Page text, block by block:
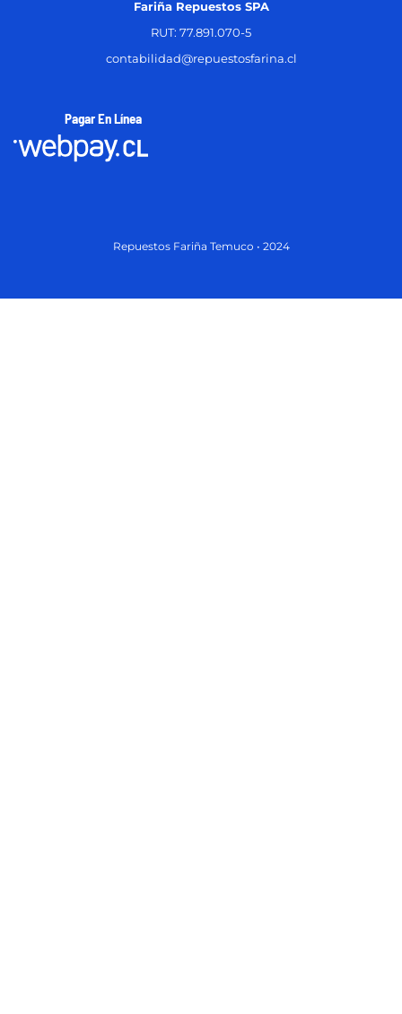
Fariña Repuestos SPA
RUT: 77.891.070-5
contabilidad@repuestosfarina.cl
Pagar En Línea
Repuestos Fariña Temuco • 2024